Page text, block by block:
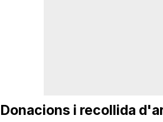
Donacions i recollida